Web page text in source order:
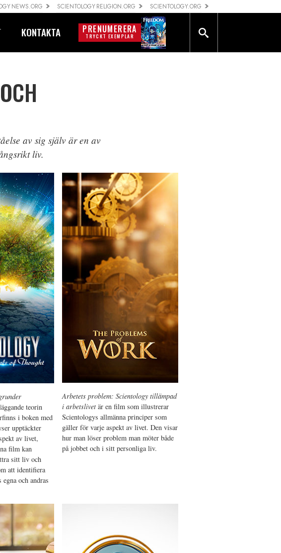
NEWS.ORG SCIENTOLOGY RELIGION.ORG SCIENTOLOGY.ORG
KONTAKTA PRENUMERERA
TRYCKT EXEMPLAR
av sig själv är en av
liv.
teorin
i boken med
upptäckter
av livet,
film kan
sitt liv och
att identifiera
och andras
Arbetets problem: Scientology tillämpad
i arbetslivetär en film som illustrerar
Scientologys allmänna principer som
gäller för varje aspekt av livet. Den visar
hur man löser problem man möter både
på jobbet och i sitt personliga liv.